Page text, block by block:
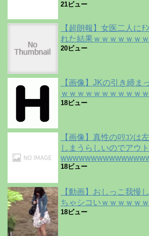
21ビュー
【超朗報】女医二人にﾁ
れた結果ｗｗｗｗｗｗｗ
20ビュー
【画像】JKの引き締ま
ｗｗｗｗｗｗｗｗｗｗ
18ビュー
【画像】真性のﾛﾘｺﾝは
しまうらしいのでアウト
18ビュー
【動画】おしっこ我慢
ちゃシコいｗｗｗｗｗ
18ビュー